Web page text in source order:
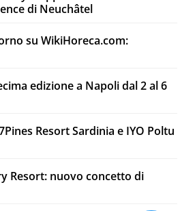
di Neuchâtel
su WikiHoreca.com:
edizione a Napoli dal 2 al 6
Resort Sardinia e IYO Poltu
Resort: nuovo concetto di